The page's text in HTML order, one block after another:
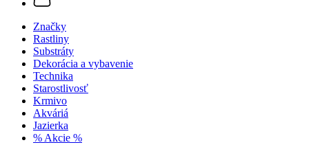
Značky
Rastliny
Substráty
Dekorácia a vybavenie
Technika
Starostlivosť
Krmivo
Akváriá
Jazierka
% Akcie %